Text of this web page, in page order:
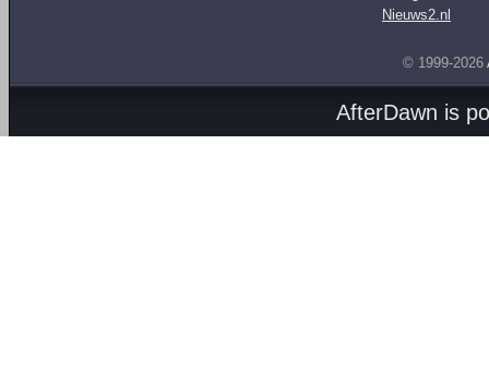
Nieuws2.nl
© 1999-2026
AfterDawn is